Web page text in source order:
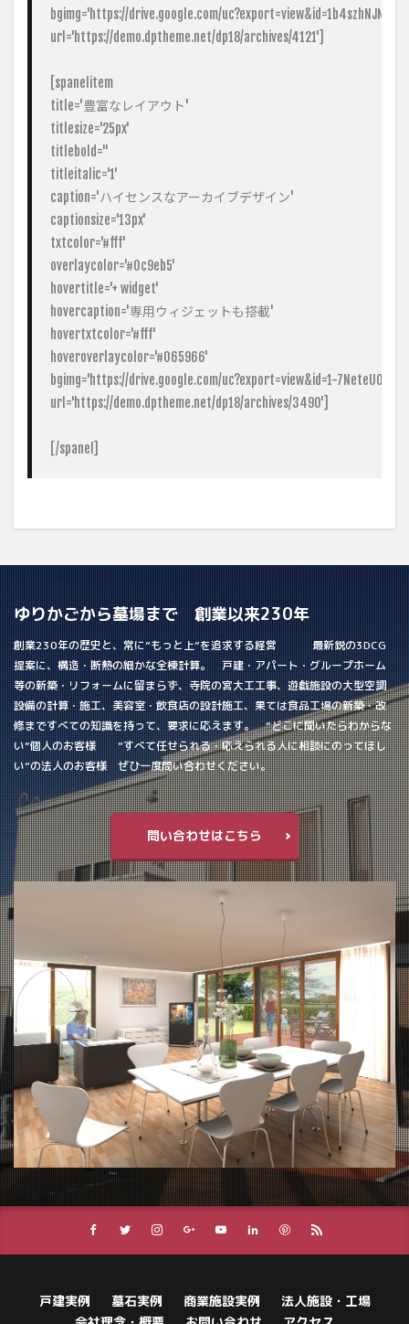
bgimg='https://drive.google.com/
url='https://demo.dptheme.net/dp18/archives/4121']
[spanelitem
title='豊富なレイアウト'
titlesize='25px'
titlebold=''
titleitalic='1'
caption='ハイセンスなアーカイブデザイン'
captionsize='13px'
txtcolor='#fff'
overlaycolor='#0c9eb5'
hovertitle='+ widget'
hovercaption='専用ウィジェットも搭載'
hovertxtcolor='#fff'
hoveroverlaycolor='#065966'
bgimg='https://drive.google.com/uc?export=view&id=1-
url='https://demo.dptheme.net/dp18/archives/3490']
[/spanel]
ゆりかごから墓場まで 創業以来230年
創業230年の歴史と、常に”もっと上”を追求する経営 最新鋭の3DCG
提案に、構造・断熱の細かな全棟計算。 戸建・アパート・グループホーム
等の新築・リフォームに留まらず、寺院の宮大工工事、遊戯施設の大型空調
設備の計算・施工、美容室・飲食店の設計施工、果ては食品工場の新築・改
修まですべての知識を持って、要求に応えます。 ”どこに聞いたらわからな
い”個人のお客様 ”すべて任せられる・応えられる人に相談にのってほし
い”の法人のお客様 ぜひ一度問い合わせください。
問い合わせはこちら
戸建実例 墓石実例 商業施設実例
法人施設・工場